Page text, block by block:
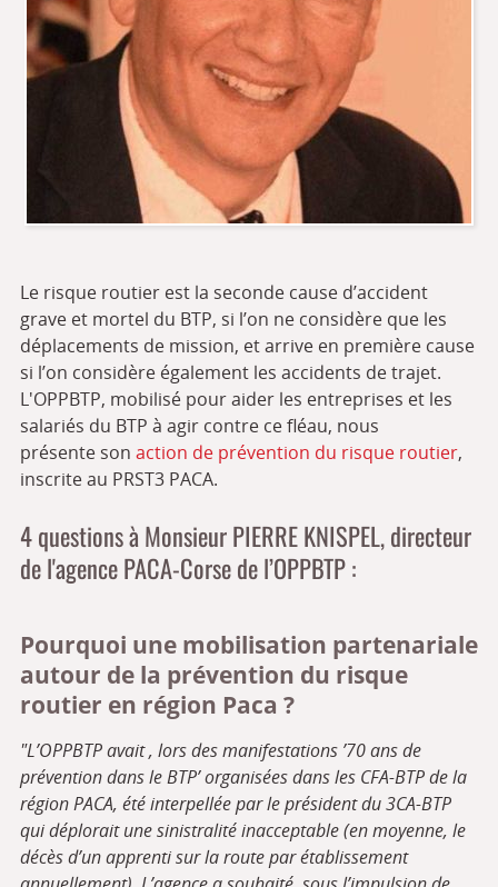
Le risque routier est la seconde cause d’accident
grave et mortel du BTP, si l’on ne considère que les
déplacements de mission, et arrive en première cause
si l’on considère également les accidents de trajet.
L'OPPBTP, mobilisé pour aider les entreprises et les
salariés du BTP à agir contre ce fléau, nous
présente son action de prévention du risque routier,
inscrite au PRST3 PACA.
4 questions à Monsieur PIERRE KNISPEL, directeur
de l'agence PACA-Corse de l’OPPBTP :
Pourquoi une mobilisation partenariale
autour de la prévention du risque
routier en région Paca ?
"L’OPPBTP avait , lors des manifestations ’70 ans de
prévention dans le BTP’ organisées dans les CFA-BTP de la
région PACA, été interpellée par le président du 3CA-BTP
qui déplorait une sinistralité inacceptable (en moyenne, le
décès d’un apprenti sur la route par établissement